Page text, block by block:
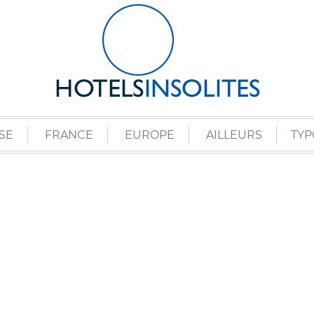
FRANCE EUROPE AILLEURS